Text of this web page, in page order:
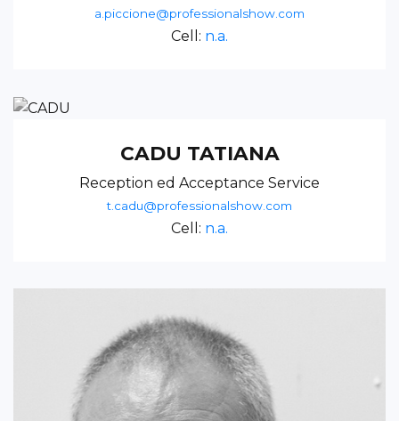
a.piccione@professionalshow.com
Cell: n.a.
CADU TATIANA
Reception ed Acceptance Service
t.cadu@professionalshow.com
Cell: n.a.